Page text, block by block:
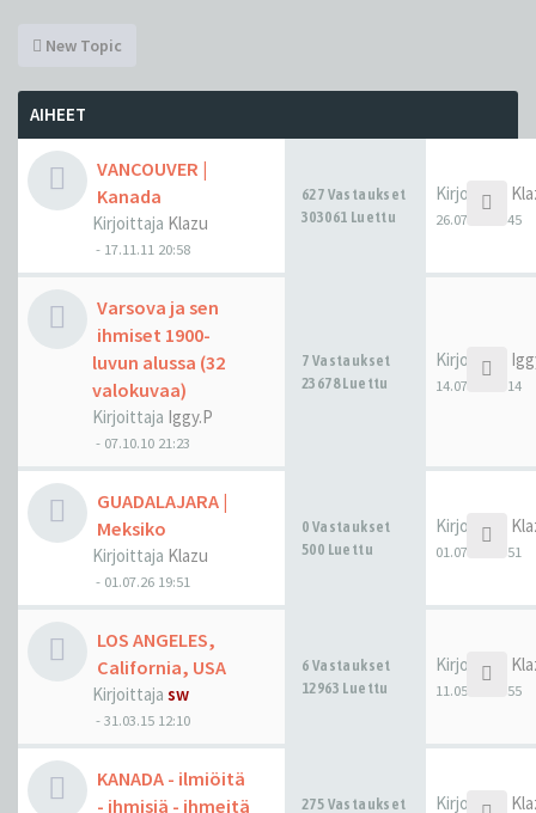
New Topic
AIHEET
VANCOUVER |
Kanada
Kirjoittaja Klazu
- 17.11.11 20:58
627 Vastaukset
303061 Luettu
Kirjoittaja
26.07.26 00:45
Varsova ja sen
ihmiset 1900-
luvun alussa (32
valokuvaa)
Kirjoittaja Iggy.P
- 07.10.10 21:23
7 Vastaukset
23678 Luettu
Kirjoittaja
14.07.26 14:14
GUADALAJARA |
Meksiko
Kirjoittaja Klazu
- 01.07.26 19:51
0 Vastaukset
500 Luettu
Kirjoittaja
01.07.26 19:51
LOS ANGELES,
California, USA
Kirjoittaja sw
-31.03.15 12:10
6 Vastaukset
12963 Luettu
Kirjoittaja
11.05.26 00:55
KANADA - ilmiöitä
- ihmisiä - ihmeitä
275 Vastaukset
Kirjoittaja